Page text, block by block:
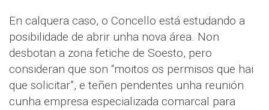
En calquera caso, o Concello está estudando a
posibilidade de abrir unha nova área. Non
desbotan a zona fetiche de Soesto, pero
consideran que son “moitos os permisos que hai
que solicitar”, e teñen pendentes unha reunión
cunha empresa especializada comarcal para